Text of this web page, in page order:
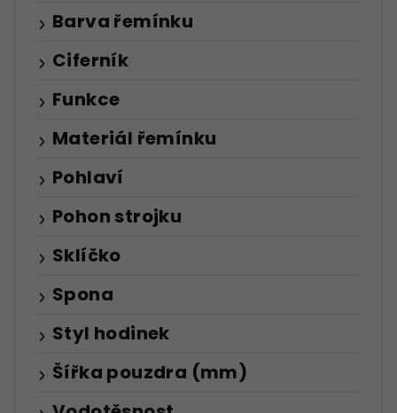
Barva řemínku
Ciferník
Funkce
Materiál řemínku
Pohlaví
Pohon strojku
Sklíčko
Spona
Styl hodinek
Šířka pouzdra (mm)